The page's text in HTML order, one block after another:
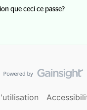
que ceci ce passe?